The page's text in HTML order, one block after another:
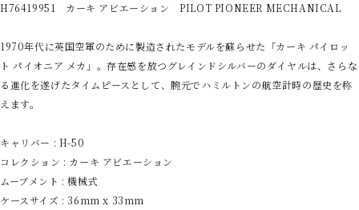
H76419951 カーキ アビエーション PILOT PIONEER MECHANICAL
1970年代に英国空軍のために製造されたモデルを蘇らせた「カーキ パイロッ
ト パイオニア メカ」。存在感を放つグレインドシルバーのダイヤルは、さらな
る進化を遂げたタイムピースとして、腕元でハミルトンの航空計時の歴史を称
えます。
キャリバー : H-50
コレクション : カーキ アビエーション
ムーブメント : 機械式
ケースサイズ : 36mm x 33mm